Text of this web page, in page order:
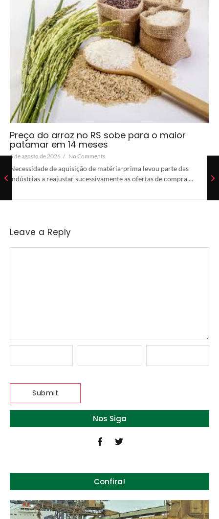
Preço do arroz no RS sobe para o maior
patamar em 14 meses
6 de agosto de 2026 / No Comments
Necessidade de aquisição de matéria-prima levou parte das
indústrias a reajustar sucessivamente as ofertas de compra....
Leave a Reply
Nos Siga
Confira!